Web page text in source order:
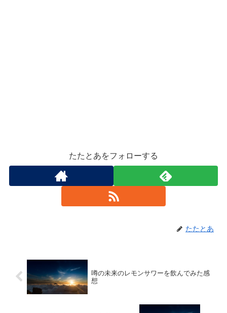
たたとあをフォローする
たたとあ
噂の未来のレモンサワーを飲んでみた感
想